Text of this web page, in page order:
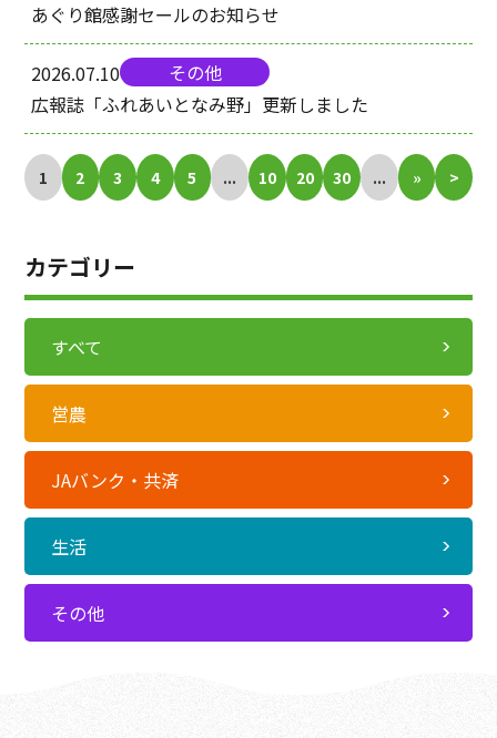
あぐり館感謝セールのお知らせ
2026.07.10
その他
広報誌「ふれあいとなみ野」更新しました
1 2 3 4 5 ... 10 20 30 ... » >
カテゴリー
すべて
営農
JAバンク・共済
生活
その他